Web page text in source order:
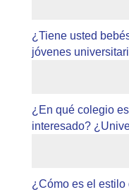
¿Tiene usted
jóvenes
¿En qué colegio
interesado?
¿Cómo es el